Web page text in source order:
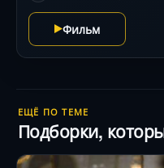
Фильм
ЕЩЁ ПО ТЕМЕ
Подборки,